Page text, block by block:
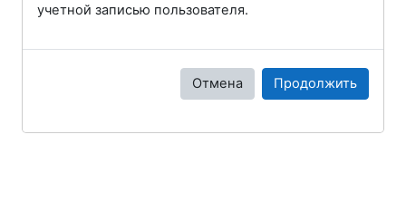
учетной записью пользователя.
Отмена Продолжить